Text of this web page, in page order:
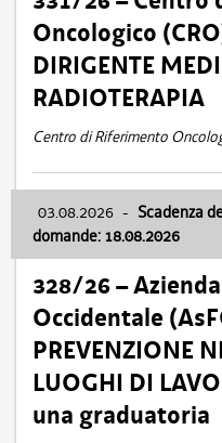
Oncologico
DIRIGENTE
RADIOTERAPIA
Centro di Riferimento
03.08.2026 - Scadenza
domande: 18.08.2026
328/26 –
Occidentale
PREVENZIONE
LUOGHI DI
una graduatoria